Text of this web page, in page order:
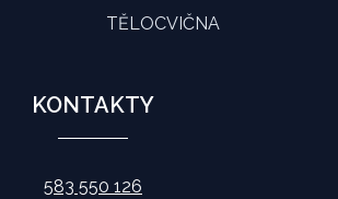
TĚLOCVIČNA
KONTAKTY
583 550 126